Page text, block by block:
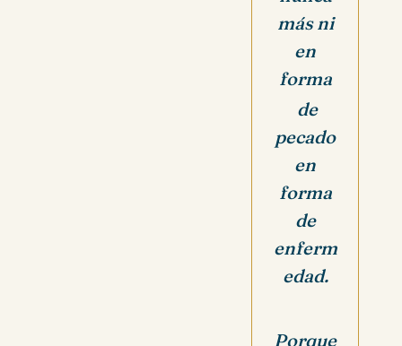
más ni
en
forma
de
pecado
en
forma
de
enferm
edad.
Porque